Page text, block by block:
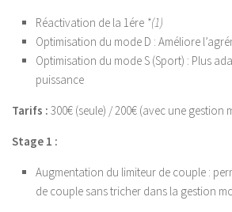
Réactivation de la 1ére *(1)
Optimisation du mode D : Améliore
Optimisation du mode S (Sport) : Plus
puissance
Tarifs : 300€ (seule) / 200€ (avec une gestion
Stage 1 :
Augmentation du limiteur de couple :
de couple sans tricher dans la gestion